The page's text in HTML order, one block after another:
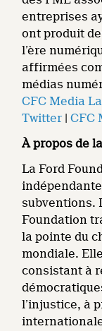
entreprises
ont produit
l’ère
affirmées
médias
CFC Media
Twitter |CFC
À propos de
La Ford
subventions.
Foundation
la pointe du
mondiale.
consistant à
l’injustice, à